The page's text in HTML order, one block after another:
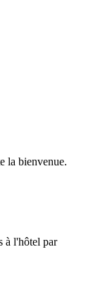
la bienvenue.
à l'hôtel par